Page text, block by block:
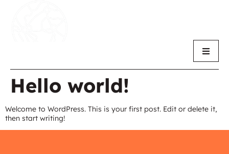
Hello world!
Welcome to WordPress. This is your first post. Edit or delete it,
then start writing!